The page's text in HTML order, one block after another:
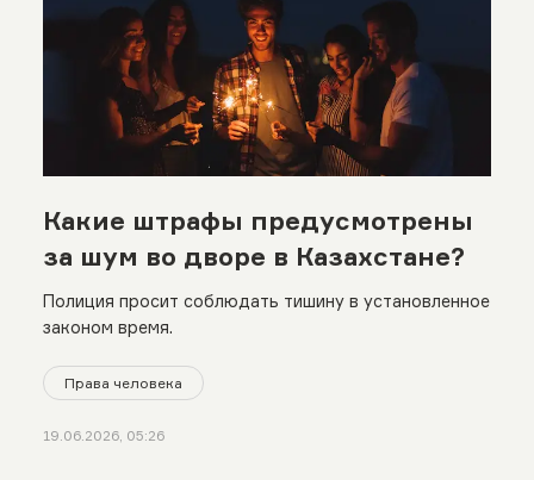
Какие штрафы предусмотрены
за шум во дворе в Казахстане?
Полиция просит соблюдать тишину в установленное
законом время.
Права человека
19.06.2026, 05:26